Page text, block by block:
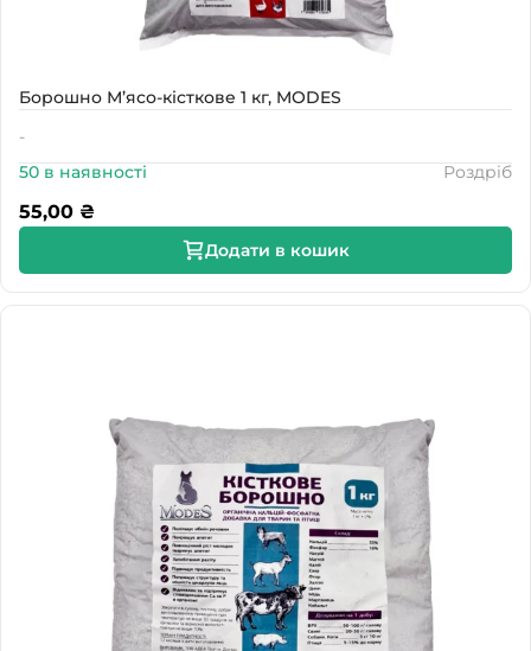
Борошно М’ясо-кісткове 1 кг, MODES
-
50 в наявності
Роздріб
55,00 ₴
Додати в кошик